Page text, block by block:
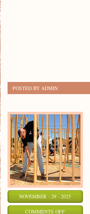
POSTED BY ADMIN
NOVEMBER - 29 - 2025
COMMENTS OFFON